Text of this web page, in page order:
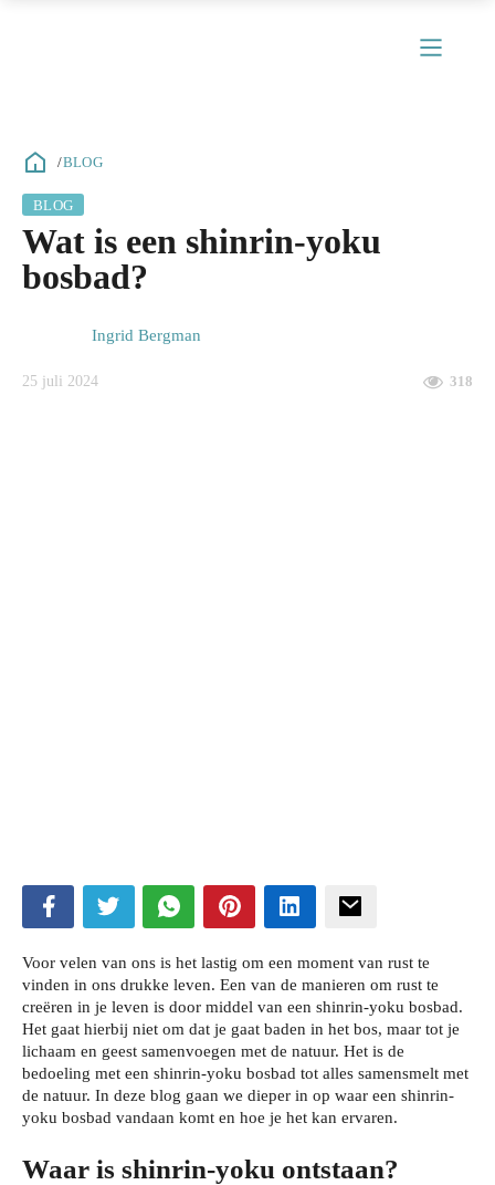
/BLOG
BLOG
Wat is een shinrin-yoku
bosbad?
Ingrid Bergman
25 juli 2024 318
Voor velen van ons is het lastig om een moment van rust te
vinden in ons drukke leven. Een van de manieren om rust te
creëren in je leven is door middel van een shinrin-yoku bosbad.
Het gaat hierbij niet om dat je gaat baden in het bos, maar tot je
lichaam en geest samenvoegen met de natuur. Het is de
bedoeling met een shinrin-yoku bosbad tot alles samensmelt met
de natuur. In deze blog gaan we dieper in op waar een shinrin-
yoku bosbad vandaan komt en hoe je het kan ervaren.
Waar is shinrin-yoku ontstaan?